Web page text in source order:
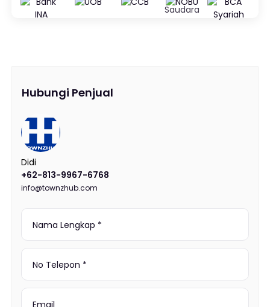
Hubungi Penjual
Didi
+62-813-9967-6768
info@townzhub.com